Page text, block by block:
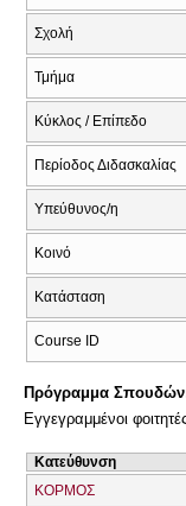
Σχολή
Τμήμα
Κύκλος / Επίπεδο
Περίοδος Διδασκαλίας
Υπεύθυνος/η
Κοινό
Κατάσταση
Course ID
Πρόγραμμα
Εγγεγραμμένοι
Κατεύθυνση
ΚΟΡΜΟΣ